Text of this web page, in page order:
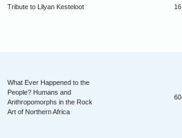
Tribute to Lilyan Kesteloot
What Ever Happened to the
People? Humans and
Anthropomorphs in the Rock
Art of Northern Africa